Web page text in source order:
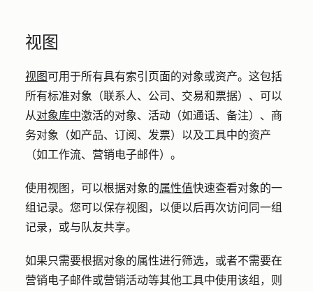
视图
视图可用于所有具有索引页面的对象或资产。这包括
所有标准对象（联系人、公司、交易和票据）、可以
从对象库中激活的对象、活动（如通话、备注）、商
务对象（如产品、订阅、发票）以及工具中的资产
（如工作流、营销电子邮件）。
使用视图，可以根据对象的属性值快速查看对象的一
组记录。您可以保存视图，以便以后再次访问同一组
记录，或与队友共享。
如果只需要根据对象的属性进行筛选，或者不需要在
营销电子邮件或营销活动等其他工具中使用该组，则